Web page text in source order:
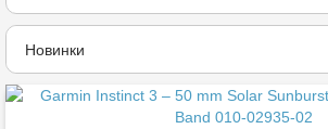
Новинки